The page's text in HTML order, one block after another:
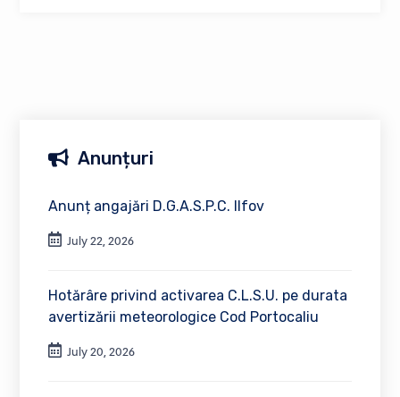
Anunțuri
Anunț angajări D.G.A.S.P.C. Ilfov
July 22, 2026
Hotărâre privind activarea C.L.S.U. pe durata
avertizării meteorologice Cod Portocaliu
July 20, 2026